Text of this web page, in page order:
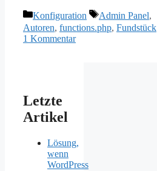
Kategorien
Konfiguration Schlagwörter
Admin Panel,
Autoren, functions.php, Fundstück
1 Kommentar
Letzte
Artikel
Lösung,
wenn
WordPress